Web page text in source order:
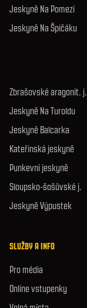
Jeskyně Na Pomezí
Jeskyně Na Špičáku
Zbrašovské aragonit. j.
Jeskyně Na Turoldu
Jeskyně Balcarka
Kateřinská jeskyně
Punkevní jeskyně
Sloupsko-šošůvské j.
Jeskyně Výpustek
SLUŽBY A INFO
Pro média
Online vstupenky